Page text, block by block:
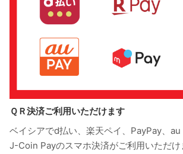
ＱＲ決済ご利用いただけます
ベイシアでd払い、楽天ペイ、PayPay、au
J-Coin Payのスマホ決済がご利用いただけ